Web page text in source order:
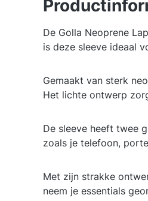
De Golla Neoprene
is deze sleeve ideaal
Gemaakt van sterk
Het lichte ontwerp
De sleeve heeft twee
zoals je telefoon,
Met zijn strakke
neem je essentials